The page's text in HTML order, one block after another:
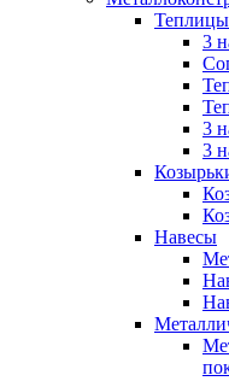
Теплицы
3
3
3
Навесы